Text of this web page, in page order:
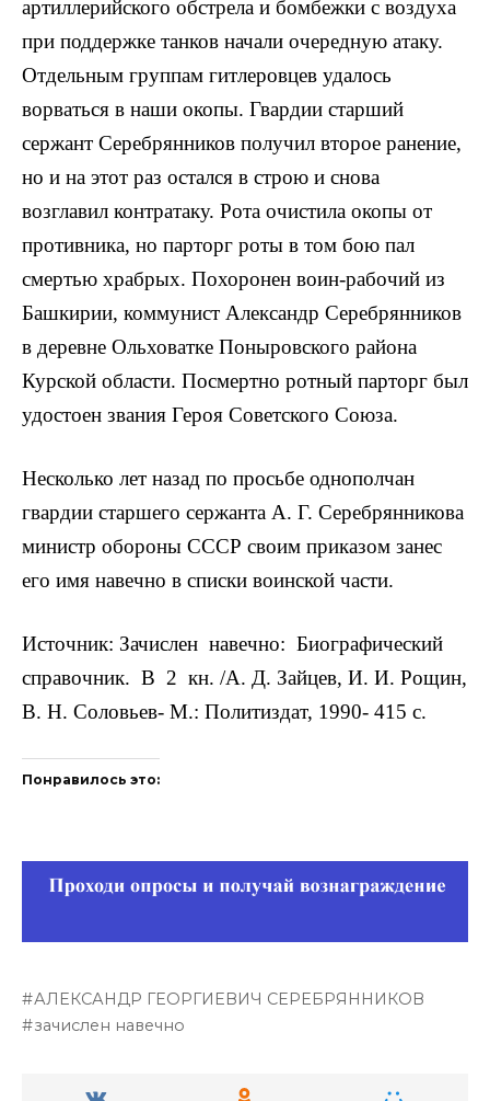
артиллерийского обстрела и бомбежки с воздуха
при поддержке танков начали очередную атаку.
Отдельным группам гитлеровцев удалось
ворваться в наши око­пы. Гвардии старший
сержант Серебрянников получил второе ранение,
но и на этот раз остался в строю и снова
возглавил контратаку. Рота очистила окопы от
противни­ка, но парторг роты в том бою пал
смертью храбрых. Похоронен воин-рабочий из
Башкирии, коммунист Александр Серебрянников
в деревне Ольховатке Поныровского района
Курской области. Посмертно ротный парторг был
удостоен звания Героя Советского Союза.
Несколько лет назад по просьбе однополчан
гвардии старшего сержанта А. Г. Серебрянникова
министр обо­роны СССР своим приказом занес
его имя навечно в списки воинской части.
Источник: Зачислен навечно: Биографический
справочник. В 2 кн. /А. Д. Зайцев, И. И. Рощин,
В. Н. Соловьев- М.: Политиздат, 1990- 415 с.
Понравилось это:
АЛЕКСАНДР ГЕОРГИЕВИЧ СЕРЕБРЯННИКОВ
зачислен навечно